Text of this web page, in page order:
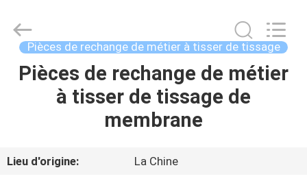
PRODUITS
Goodfore
Machinery
Co.,Ltd.
Reserved.
Pièces de rechange de métier à tisser de tissage
Pièces de rechange de métier
à tisser de tissage de
membrane
Lieu d'origine:
La Chine